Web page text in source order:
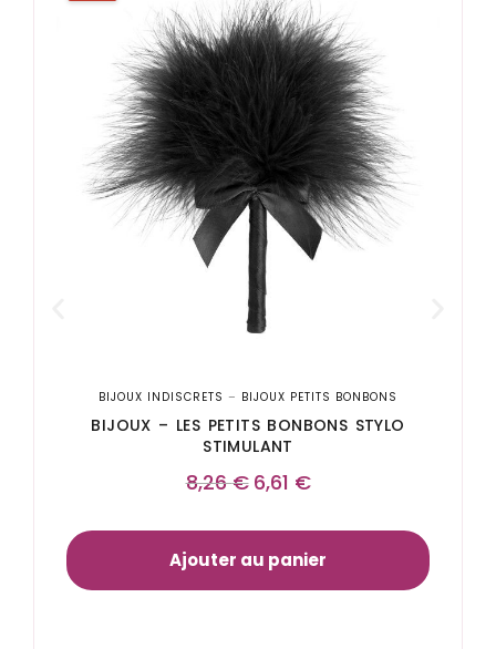
BIJOUX INDISCRETS – BIJOUX PETITS BONBONS
BIJOUX – LES PETITS BONBONS STYLO
STIMULANT
8,26€ 6,61 €
Ajouter au panier